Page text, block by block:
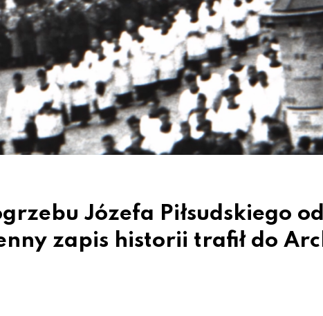
Józefa Piłsudskiego
zapis historii trafił do